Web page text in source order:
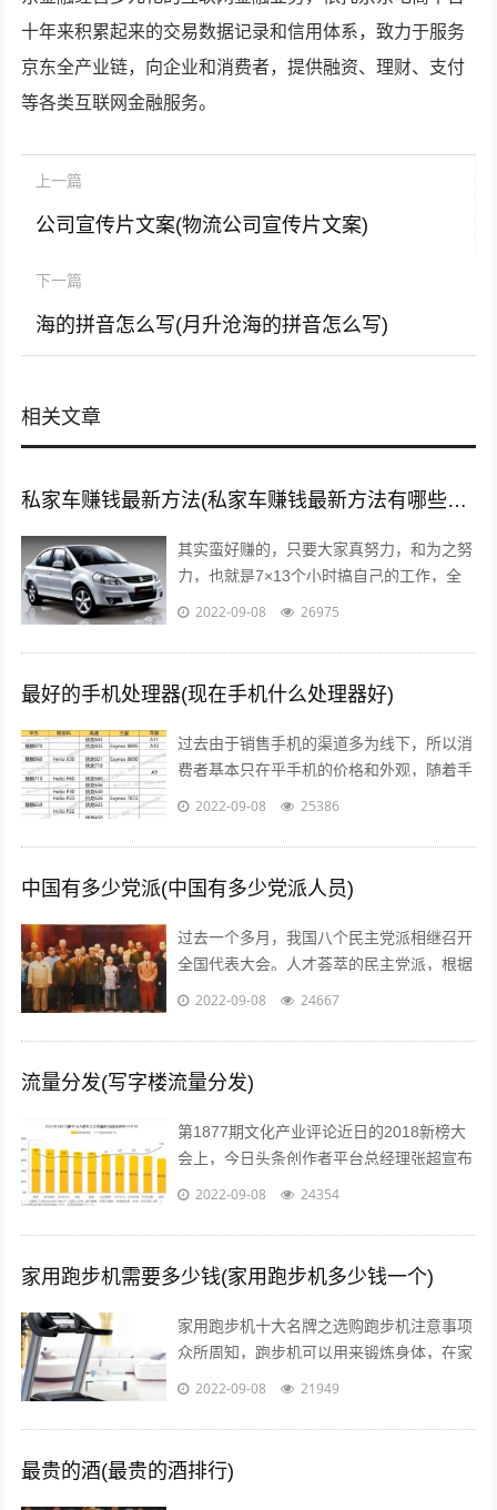
十年来积累起来的交易数据记录和信用体系，致力于服务
京东全产业链，向企业和消费者，提供融资、理财、支付
等各类互联网金融服务。
上一篇
公司宣传片文案(物流公司宣传片文案)
下一篇
海的拼音怎么写(月升沧海的拼音怎么写)
相关文章
私家车赚钱最新方法(私家车赚钱最新方法有哪些?推荐这5种赚钱方法)
其实蛮好赚的，只要大家真努力，和为之努
力，也就是7×13个小时搞自己的工作，全
面性的拼命，那么我们自然就可以赚到钱
2022-09-08 26975
最好的手机处理器(现在手机什么处理器好)
过去由于销售手机的渠道多为线下，所以消
费者基本只在乎手机的价格和外观，随着手
机线上销售渠道的拓宽，以及小米曾打出性
2022-09-08 25386
中国有多少党派(中国有多少党派人员)
过去一个多月，我国八个民主党派相继召开
全国代表大会。人才荟萃的民主党派，根据
历史传统各有特色、成员界别也各具特点。
2022-09-08 24667
流量分发(写字楼流量分发)
第1877期文化产业评论近日的2018新榜大
会上，今日头条创作者平台总经理张超宣布
头条号平台将全面升级。升级后，平台将支
2022-09-08 24354
家用跑步机需要多少钱(家用跑步机多少钱一个)
家用跑步机十大名牌之选购跑步机注意事项
众所周知，跑步机可以用来锻炼身体，在家
配置跑步机的明星也不少。近日，张继科的
2022-09-08 21949
最贵的酒(最贵的酒排行)